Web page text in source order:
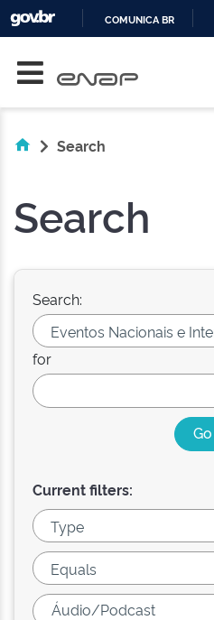
COMUNICA BR
Search
Search
Search:
for
Current filters: